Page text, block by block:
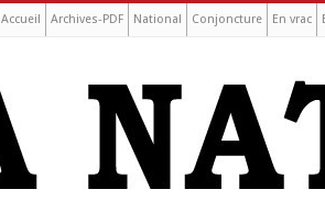
Accueil Archives-PDF National Conjoncture En vrac